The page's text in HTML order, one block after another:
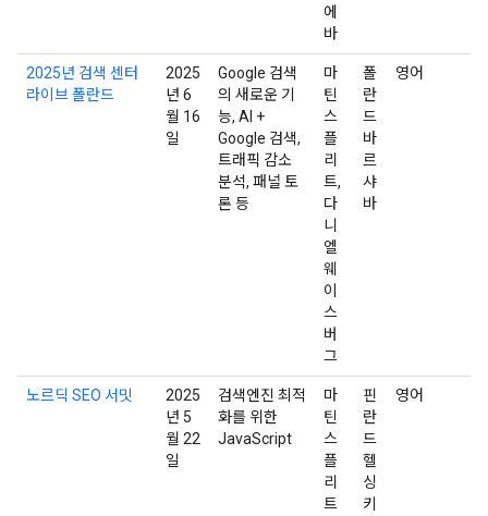
에
바
2025년 검색 센터
라이브 폴란드
2025
년 6
월 16
일
Google 검색
의 새로운 기
능, AI +
Google 검색,
트래픽 감소
분석, 패널 토
론 등
마
틴
스
플
리
트,
다
니
엘
웨
이
스
버
그
폴
란
드
바
르
샤
바
영어
노르딕 SEO 서밋
2025
년 5
월 22
일
검색엔진 최적
화를 위한
JavaScript
마
틴
스
플
리
트
핀
란
드
헬
싱
키
영어